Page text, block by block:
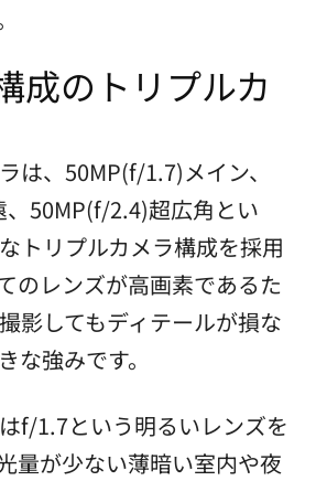
成のトリプルカ
は、50MP(f/1.7)メイン、
50MP(f/2.4)超広角とい
トリプルカメラ構成を採用
のレンズが高画素であるた
影してもディテールが損な
な強みです。
f/1.7という明るいレンズを
量が少ない薄暗い室内や夜